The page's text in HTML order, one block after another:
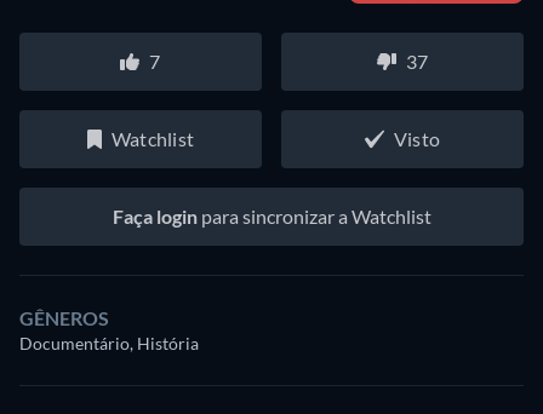
7 37
Watchlist Visto
Faça loginpara sincronizar a Watchlist
GÊNEROS
Documentário, História